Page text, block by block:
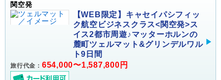
関空発
【WEB限定】キャセイパシフィッ
ク航空ビジネスクラス<関空発>ス
イス2都市周遊♪マッターホルンの
麓町ツェルマット&グリンデルワル
ト9日間
旅行代金： 654,000〜1,587,800円